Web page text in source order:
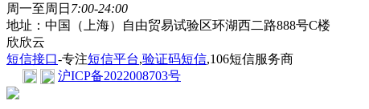
周一至周日 7:00-24:00
地址：中国（上海）自由贸易试验区环湖西二路888号C楼
欣欣云
短信接口-专注短信平台,验证码短信,106短信服务商
沪ICP备2022008703号